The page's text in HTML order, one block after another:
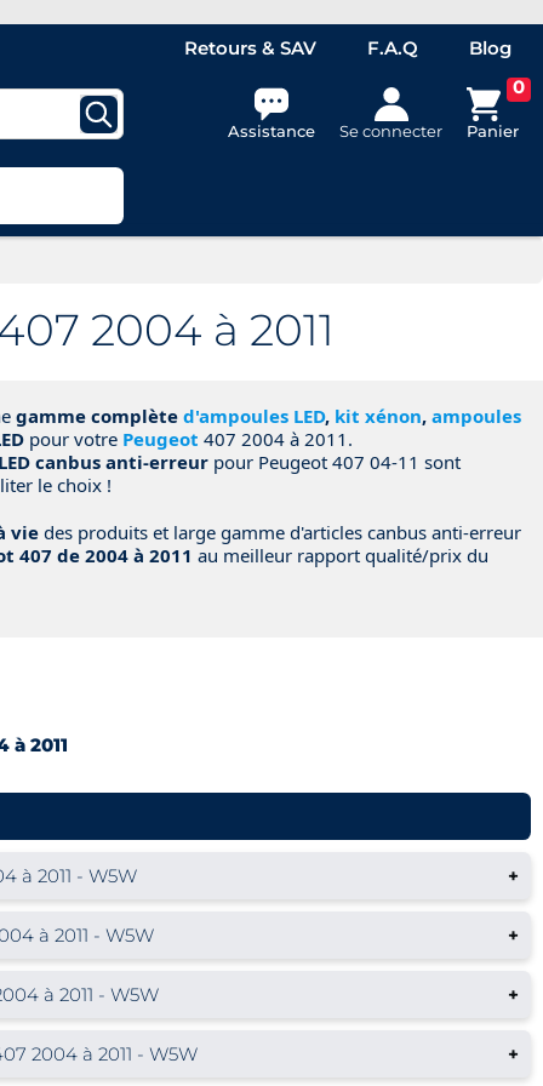
Retours & SAV F.A.Q Blog
Assistance Se connecter
0
Panier
2004 à 2011
gamme complète d'ampoules LED, kit xénon, ampoules
pour votre Peugeot 407 2004 à 2011.
canbus anti-erreur pour Peugeot 407 04-11 sont
le choix !
viedes produits et large gamme d'articles canbus anti-erreur
407 de 2004 à 2011 au meilleur rapport qualité/prix du
à 2011
à 2011 - W5W +
à 2011 - W5W +
à 2011 - W5W +
2004 à 2011 - W5W +